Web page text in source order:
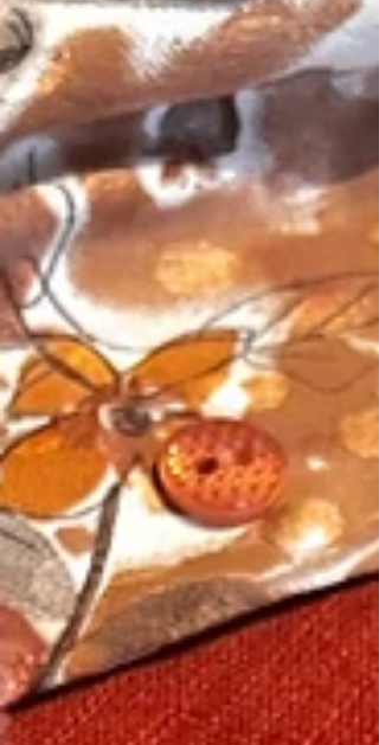
utfordringene med klær i dag er at de er så
rimelige at det i mange tilfeller ikke lønner seg
å dem sende til reparasjon, fordi det vil være
billigere å kjøpe nytt. Men saken blir en litt an